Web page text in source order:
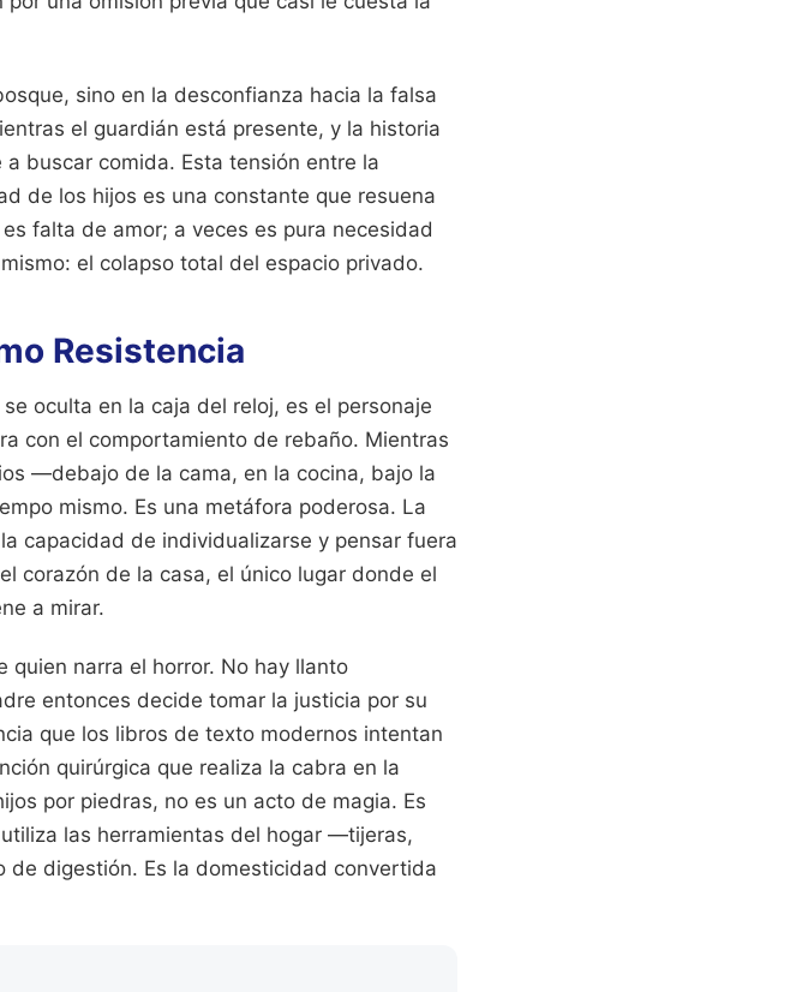
sino en la desconfianza hacia la falsa
el guardián está presente, y la historia
buscar comida. Esta tensión entre la
de los hijos es una constante que resuena
falta de amor; a veces es pura necesidad
el colapso total del espacio privado.
Resistencia
oculta en la caja del reloj, es el personaje
con el comportamiento de rebaño. Mientras
—debajo de la cama, en la cocina, bajo la
mismo. Es una metáfora poderosa. La
capacidad de individualizarse y pensar fuera
corazón de la casa, el único lugar donde el
a mirar.
quien narra el horror. No hay llanto
entonces decide tomar la justicia por su
que los libros de texto modernos intentan
quirúrgica que realiza la cabra en la
por piedras, no es un acto de magia. Es
las herramientas del hogar —tijeras,
digestión. Es la domesticidad convertida